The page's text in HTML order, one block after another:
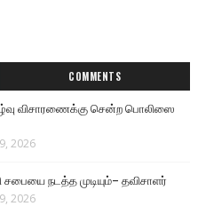
COMMENTS
விசாரணைக்கு சென்ற பொலிஸை
2026
சபையை நடத்த முடியும்– தவிசாளர்
2026